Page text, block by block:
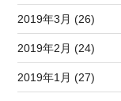
2019年3月 (26)
2019年2月 (24)
2019年1月 (27)